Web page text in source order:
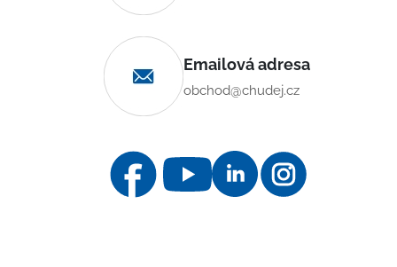
Emailová adresa
obchod@chudej.cz